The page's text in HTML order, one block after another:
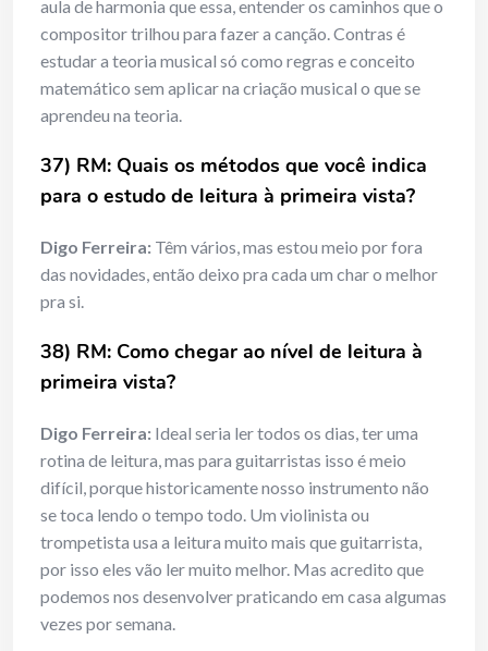
aula de harmonia que essa, entender os caminhos que o
compositor trilhou para fazer a canção. Contras é
estudar a teoria musical só como regras e conceito
matemático sem aplicar na criação musical o que se
aprendeu na teoria.
37) RM: Quais os métodos que você indica
para o estudo de leitura à primeira vista?
Digo Ferreira: Têm vários, mas estou meio por fora
das novidades, então deixo pra cada um char o melhor
pra si.
38) RM: Como chegar ao nível de leitura à
primeira vista?
Digo Ferreira: Ideal seria ler todos os dias, ter uma
rotina de leitura, mas para guitarristas isso é meio
difícil, porque historicamente nosso instrumento não
se toca lendo o tempo todo. Um violinista ou
trompetista usa a leitura muito mais que guitarrista,
por isso eles vão ler muito melhor. Mas acredito que
podemos nos desenvolver praticando em casa algumas
vezes por semana.